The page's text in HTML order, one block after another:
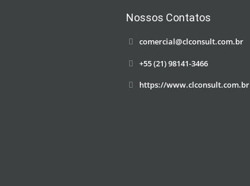
Nossos Contatos
comercial@clconsult.com.br
+55 (21) 98141-3466
https://www.clconsult.com.br